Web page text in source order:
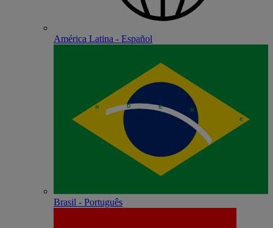
América Latina - Español
Brasil - Português